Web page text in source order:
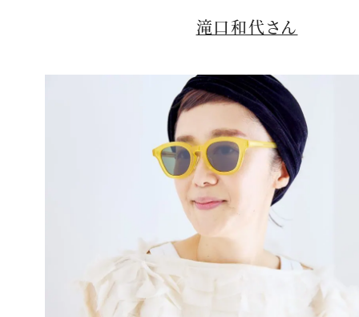
滝口和代さん